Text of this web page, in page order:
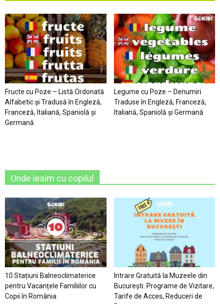
Fructe cu Poze – Listă Ordonată
Alfabetic şi Tradusă în Engleză,
Franceză, Italiană, Spaniolă şi
Germană
Legume cu Poze – Denumiri
Traduse în Engleză, Franceză,
Italiană, Spaniolă şi Germană
Unde iesim cu copilul
10 Stațiuni Balneoclimaterice
pentru Vacanțele Familiilor cu
Copii în România
Intrare Gratuită la Muzeele din
București. Programe de Vizitare,
Tarife de Acces, Reduceri de